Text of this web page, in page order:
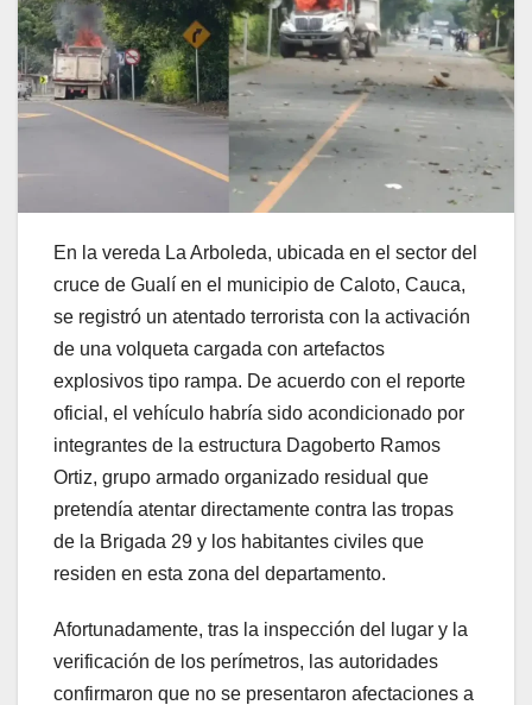
En la vereda La Arboleda, ubicada en el sector del
cruce de Gualí en el municipio de Caloto, Cauca,
se registró un atentado terrorista con la activación
de una volqueta cargada con artefactos
explosivos tipo rampa. De acuerdo con el reporte
oficial, el vehículo habría sido acondicionado por
integrantes de la estructura Dagoberto Ramos
Ortiz, grupo armado organizado residual que
pretendía atentar directamente contra las tropas
de la Brigada 29 y los habitantes civiles que
residen en esta zona del departamento.
Afortunadamente, tras la inspección del lugar y la
verificación de los perímetros, las autoridades
confirmaron que no se presentaron afectaciones a